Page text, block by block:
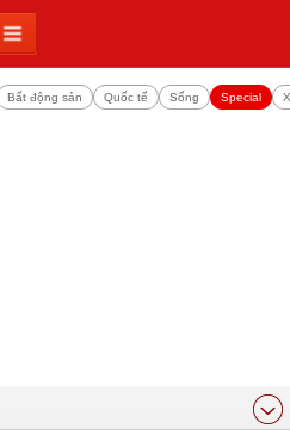
Bất động sản Quốc tế Sống Special